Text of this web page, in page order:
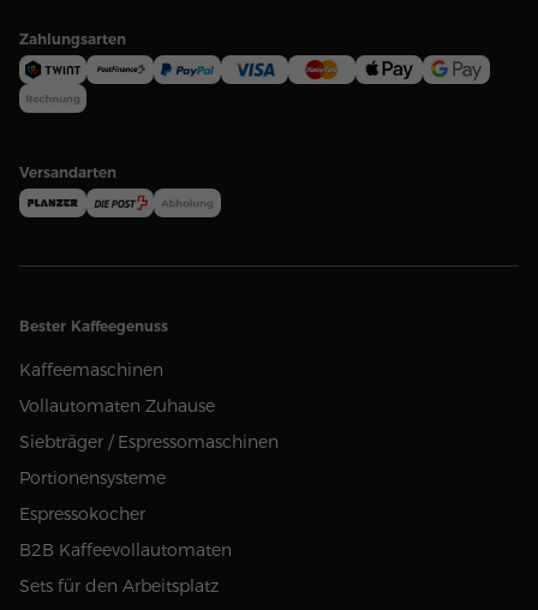
Zahlungsarten
Versandarten
Bester Kaffeegenuss
Kaffeemaschinen
Vollautomaten Zuhause
Siebträger / Espressomaschinen
Portionensysteme
Espressokocher
B2B Kaffeevollautomaten
Sets für den Arbeitsplatz